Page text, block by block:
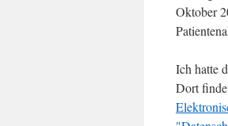
Oktober
Ich hatte
Dort